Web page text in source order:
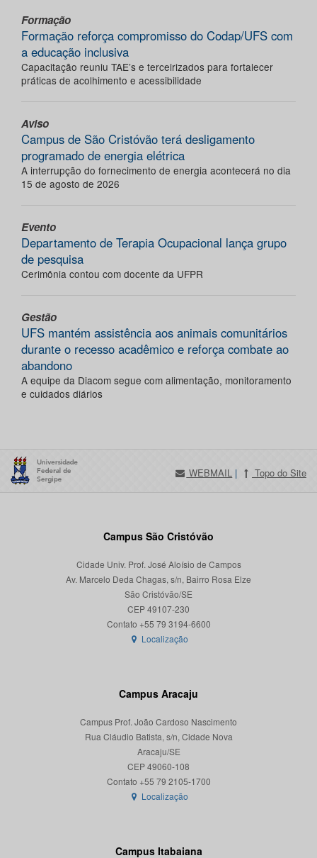
Formação
Formação reforça compromisso do Codap/UFS com
a educação inclusiva
Capacitação reuniu TAE’s e terceirizados para fortalecer
práticas de acolhimento e acessibilidade
Aviso
Campus de São Cristóvão terá desligamento
programado de energia elétrica
A interrupção do fornecimento de energia acontecerá no dia
15 de agosto de 2026
Evento
Departamento de Terapia Ocupacional lança grupo
de pesquisa
Cerimônia contou com docente da UFPR
Gestão
UFS mantém assistência aos animais comunitários
durante o recesso acadêmico e reforça combate ao
abandono
A equipe da Diacom segue com alimentação, monitoramento
e cuidados diários
WEBMAIL | Topo do Site
Campus São Cristóvão
Cidade Univ. Prof. José Aloísio de Campos
Av. Marcelo Deda Chagas, s/n, Bairro Rosa Elze
São Cristóvão/SE
CEP 49107-230
Localização
Campus Aracaju
Campus Prof. João Cardoso Nascimento
Rua Cláudio Batista, s/n, Cidade Nova
Aracaju/SE
CEP 49060-108
Localização
Campus Itabaiana